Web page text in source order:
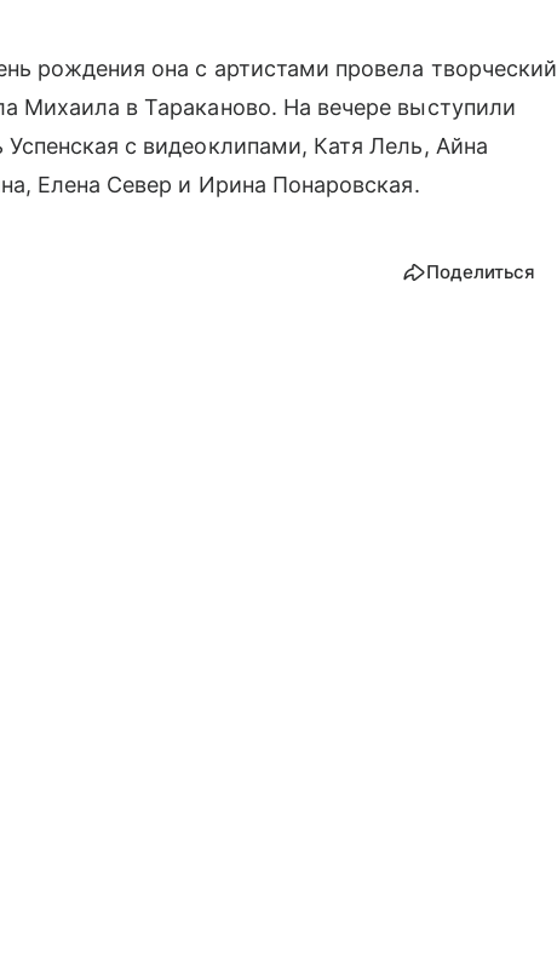
рождения она с артистами провела творческий
Михаила в Тараканово. На вечере выступили
с видеоклипами, Катя Лель, Айна
Елена Север и Ирина Понаровская.
Поделиться